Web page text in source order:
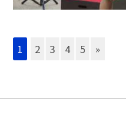
1 2 3 4 5 »